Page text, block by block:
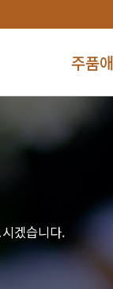
주품
겠습니다.